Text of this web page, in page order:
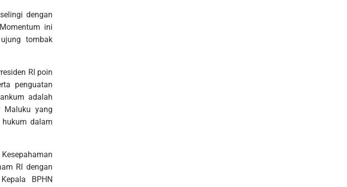
dengan
ini
tombak
RI poin
penguatan
adalah
Maluku yang
hukum dalam
RI dengan
BPHN